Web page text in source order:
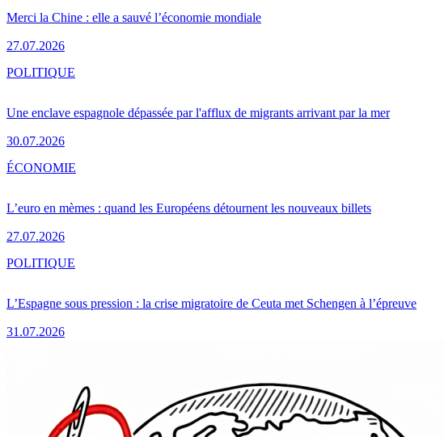
Merci la Chine : elle a sauvé l’économie mondiale
27.07.2026
Une enclave espagnole dépassée par l'afflux de migrants arrivant par la mer
30.07.2026
POLITIQUE
L’euro en mèmes : quand les Européens détournent les nouveaux billets
27.07.2026
ÉCONOMIE
L’Espagne sous pression : la crise migratoire de Ceuta met Schengen à l’épreuve
31.07.2026
POLITIQUE